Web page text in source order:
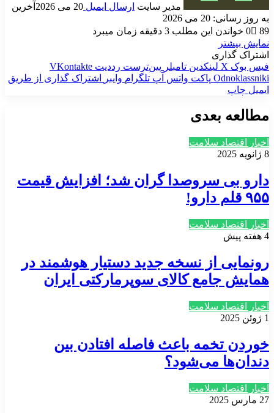
مدیر سایت ارسال ایمیل 20 می 2026
آخرین
به روز رسانی: 20 می 2026
0
89
خواندن این مطلب 3 دقیقه زمان میبرد
نمایش بیشتر
اشتراک گذاری
فیس بوک X لینکدین ‫تامبلر ‫پین‌ترست ‫رددیت ‫VKontakte
‫Odnoklassniki پاکت واتس آپ تلگرام وایبر
اشتراک گذاری از طریق
ایمیل چاپ
مطالعه بعدی
اخبار اقتصاد سلامت
8 ژانویه 2025
دارو بی سروصدا گران شد؛ افزایش قیمت
۹۵۵ قلم دارو!
اخبار اقتصاد سلامت
4 هفته پیش
رونمایی از نسخه جدید دستیار هوشمند در
همایش جامع کالای سوپرمارکتی ایران
اخبار اقتصاد سلامت
1 ژوئن 2025
خوردن تخمه باعث فاصله افتادن بین
دندان‌ها می‌شود؟
اخبار اقتصاد سلامت
27 مارس 2025